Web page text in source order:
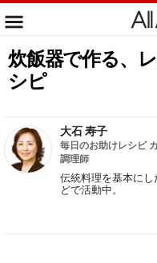
炊飯器で作る、
シピ
大石 寿子
毎日のお助けレシピ
調理師
伝統料理を基本に
どで活動中。